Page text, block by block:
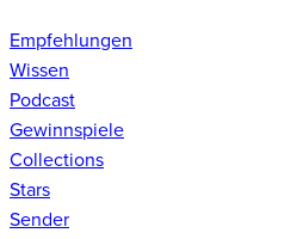
Empfehlungen
Wissen
Podcast
Gewinnspiele
Collections
Stars
Sender